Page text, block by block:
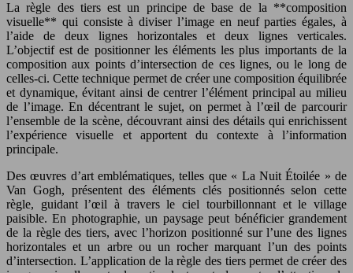
La règle des tiers est un principe de base de la **composition
visuelle** qui consiste à diviser l’image en neuf parties égales, à
l’aide de deux lignes horizontales et deux lignes verticales.
L’objectif est de positionner les éléments les plus importants de la
composition aux points d’intersection de ces lignes, ou le long de
celles-ci. Cette technique permet de créer une composition équilibrée
et dynamique, évitant ainsi de centrer l’élément principal au milieu
de l’image. En décentrant le sujet, on permet à l’œil de parcourir
l’ensemble de la scène, découvrant ainsi des détails qui enrichissent
l’expérience visuelle et apportent du contexte à l’information
principale.
Des œuvres d’art emblématiques, telles que « La Nuit Étoilée » de
Van Gogh, présentent des éléments clés positionnés selon cette
règle, guidant l’œil à travers le ciel tourbillonnant et le village
paisible. En photographie, un paysage peut bénéficier grandement
de la règle des tiers, avec l’horizon positionné sur l’une des lignes
horizontales et un arbre ou un rocher marquant l’un des points
d’intersection. L’application de la règle des tiers permet de créer des